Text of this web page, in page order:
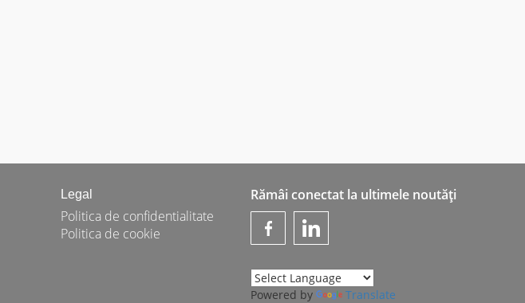
Legal
Politica de confidentialitate
Politica de cookie
Rămâi conectat la ultimele noutăți
Powered by Translate